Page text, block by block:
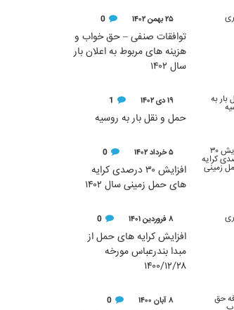
۲۵ بهمن ۱۴۰۲ 0
توافقات صنفی – حق خواب و
هزینه های مربوط به اعلان بار
سال ۱۴۰۲
۱۹ دی ۱۴۰۲ 1
حمل و نقل بار به روسیه
۵ خرداد ۱۴۰۲ 0
افزایش ۳۰ درصدی کرایه
های حمل زمینی سال ۱۴۰۲
۸ فروردین ۱۴۰۱ 0
افزایش کرایه های حمل از
مبدا بندرعباس مورخه
۱۴۰۰/۱۲/۲۸
۸ آبان ۱۴۰۰ 0